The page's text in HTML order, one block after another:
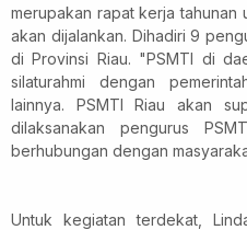
merupakan rapat kerja tahunan
akan dijalankan. Dihadiri 9
di Provinsi Riau. "PSMTI di
silaturahmi dengan
lainnya. PSMTI Riau akan
dilaksanakan pengurus
berhubungan dengan
Untuk kegiatan terdekat,